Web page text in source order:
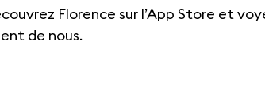
Florence sur l’App Store et
de nous.